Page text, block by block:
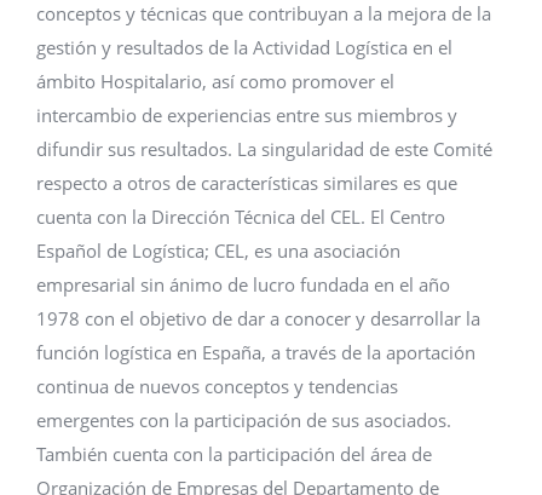
conceptos y técnicas que contribuyan a la mejora de la
gestión y resultados de la Actividad Logística en el
ámbito Hospitalario, así como promover el
intercambio de experiencias entre sus miembros y
difundir sus resultados. La singularidad de este Comité
respecto a otros de características similares es que
cuenta con la Dirección Técnica del CEL. El Centro
Español de Logística; CEL, es una asociación
empresarial sin ánimo de lucro fundada en el año
1978 con el objetivo de dar a conocer y desarrollar la
función logística en España, a través de la aportación
continua de nuevos conceptos y tendencias
emergentes con la participación de sus asociados.
También cuenta con la participación del área de
Organización de Empresas del Departamento de